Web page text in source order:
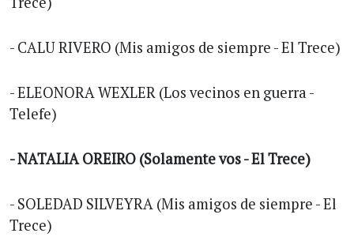
- CALU RIVERO (Mis amigos de siempre - El Trece)
- ELEONORA WEXLER (Los vecinos en guerra -
Telefe)
- NATALIA OREIRO (Solamente vos - El Trece)
- SOLEDAD SILVEYRA (Mis amigos de siempre - El
Trece)